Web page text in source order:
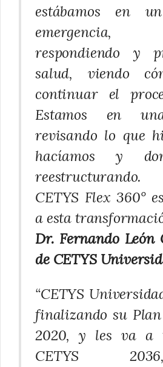
estábamos en
emergencia,
respondiendo y
salud, viendo
continuar el
Estamos en
revisando lo que
hacíamos y
CETYS Flex 360°
a esta
Dr. Fernando León
de CETYS
“CETYS
finalizando su
2020, y les va a
CETYS